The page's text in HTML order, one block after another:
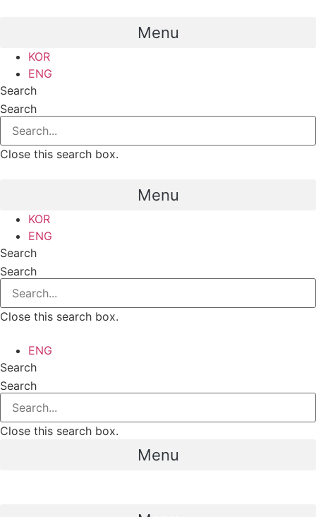
Menu
KOR
ENG
Search
Search
Close this search box.
Menu
KOR
ENG
Search
Search
Close this search box.
ENG
Search
Search
Close this search box.
Menu